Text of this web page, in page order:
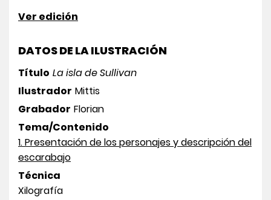
Ver edición
DATOS DE LA ILUSTRACIÓN
Título La isla de Sullivan
Ilustrador Mittis
Grabador Florian
Tema/Contenido
1. Presentación de los personajes y descripción del
escarabajo
Técnica
Xilografía